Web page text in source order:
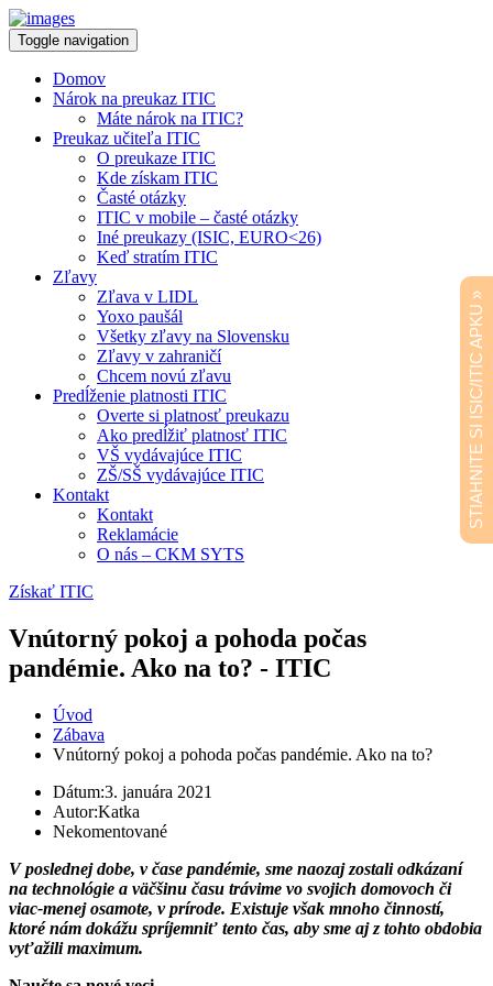
Toggle navigation
Domov
Nárok na preukaz ITIC
Máte nárok na ITIC?
Preukaz učiteľa ITIC
O preukaze ITIC
Kde získam ITIC
Časté otázky
ITIC v mobile – časté otázky
Iné preukazy (ISIC, EURO<26)
Keď stratím ITIC
Zľavy
Zľava v LIDL
Yoxo paušál
Všetky zľavy na Slovensku
Zľavy v zahraničí
Chcem novú zľavu
Predĺženie platnosti ITIC
Overte si platnosť preukazu
Ako predĺžiť platnosť ITIC
VŠ vydávajúce ITIC
ZŠ/SŠ vydávajúce ITIC
Kontakt
Kontakt
Reklamácie
O nás – CKM SYTS
Získať ITIC
Vnútorný pokoj a pohoda počas
pandémie. Ako na to? - ITIC
Úvod
Zábava
Vnútorný pokoj a pohoda počas pandémie. Ako na to?
Dátum:3. januára 2021
Autor:Katka
Nekomentované
V poslednej dobe, v čase pandémie, sme naozaj zostali odkázaní
na technológie a väčšinu času trávime vo svojich domovoch či
viac-menej osamote, v prírode. Existuje však mnoho činností,
ktoré nám dokážu spríjemniť tento čas, aby sme aj z tohto obdobia
vyťažili maximum.
STIAHNITE SI ISIC/ITIC APKU »